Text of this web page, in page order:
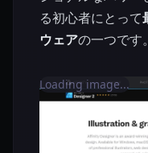
る初心者にとって
ウェアの一つです。
Loading image...